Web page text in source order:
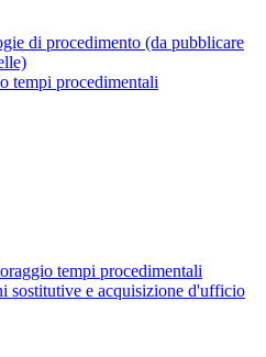
di procedimento (da pubblicare
tempi procedimentali
tempi procedimentali
sostitutive e acquisizione d'ufficio